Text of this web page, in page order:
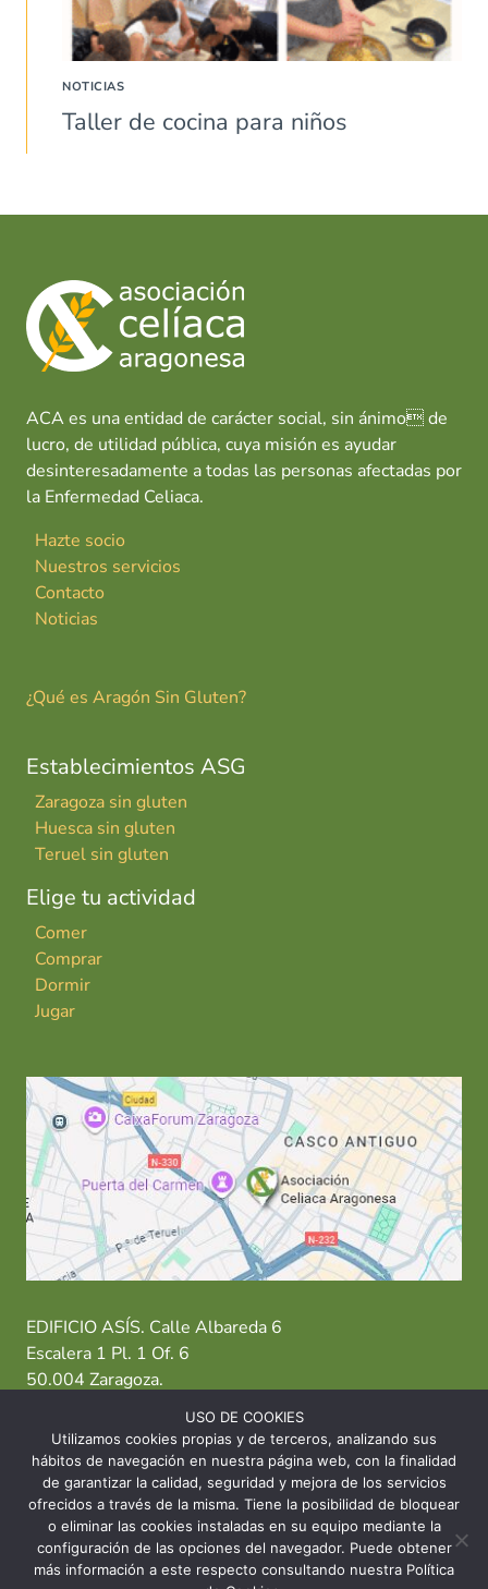
NOTICIAS
Taller de cocina para niños
ACA es una entidad de carácter social, sin ánimo de
lucro, de utilidad pública, cuya misión es ayudar
desinteresadamente a todas las personas afectadas por
la Enfermedad Celiaca.
Hazte socio
Nuestros servicios
Contacto
Noticias
¿Qué es Aragón Sin Gluten?
Establecimientos ASG
Zaragoza sin gluten
Huesca sin gluten
Teruel sin gluten
Elige tu actividad
Comer
Comprar
Dormir
Jugar
EDIFICIO ASÍS. Calle Albareda 6
Escalera 1 Pl. 1 Of. 6
50.004 Zaragoza.
T: 976 484 949 M: 635 638 563
Sede Zaragoza·Sede Huesca· Sede Teruel
USO DE COOKIES
Utilizamos cookies propias y de terceros, analizando sus
hábitos de navegación en nuestra página web, con la finalidad
de garantizar la calidad, seguridad y mejora de los servicios
ofrecidos a través de la misma. Tiene la posibilidad de bloquear
o eliminar las cookies instaladas en su equipo mediante la
configuración de las opciones del navegador. Puede obtener
más información a este respecto consultando nuestra Política